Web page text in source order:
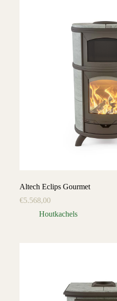
Altech Eclips Gourmet
€5.568,00
Houtkachels